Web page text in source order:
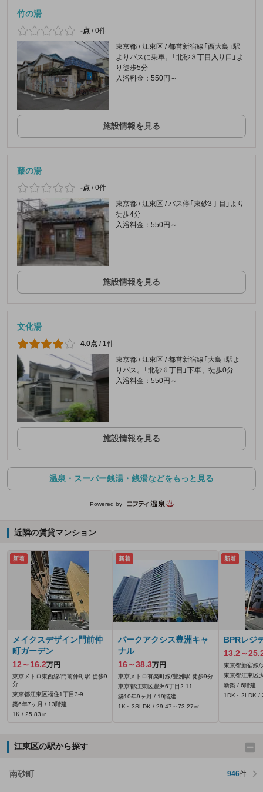
竹の湯
-点 /0件
東京都 / 江東区 / 都営新宿線「西大島」駅
よりバスに乗車。「北砂３丁目入り口」よ
り徒歩5分
入浴料金：550円～
施設情報を見る
藤の湯
-点 /0件
東京都 / 江東区 / バス停「東砂3丁目」より
徒歩4分
入浴料金：550円～
施設情報を見る
文化湯
4.0点 / 1件
東京都 / 江東区 / 都営新宿線「大島」駅よ
りバス。「北砂６丁目」下車、徒歩0分
入浴料金：550円～
施設情報を見る
温泉・スーパー銭湯・銭湯などをもっと見る
Powered by
近隣の賃貸マンション
新着
メイクスデザイン門前仲
町ガーデン
12～16.2万円
東京メトロ東西線/門前仲町駅 徒歩9
分
東京都江東区福住1丁目3-9
築6年7ヶ月 / 13階建
1K / 25.83㎡
新着
パークアクシス豊洲キャ
ナル
16～38.3万円
東京メトロ有楽町線/豊洲駅 徒歩9分
東京都江東区豊洲6丁目2-11
築10年9ヶ月 / 19階建
1K～3SLDK / 29.47～73.27㎡
新着
BPRレジ
13.2～
東京都新宿線/
東京都江東区
新築 / 6階建
1DK～2LDK /
江東区の駅から探す
南砂町 946件